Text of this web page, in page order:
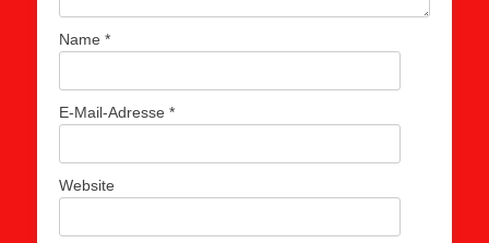
Name *
E-Mail-Adresse *
Website